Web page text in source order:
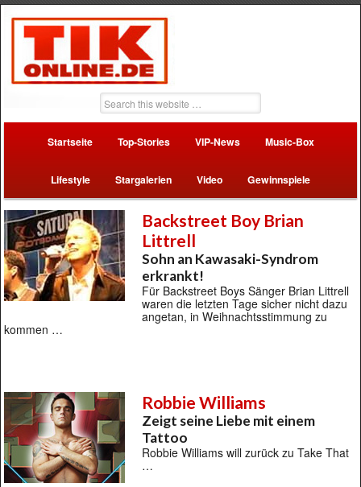
Startseite Top-Stories VIP-News Music-Box
Lifestyle Stargalerien Video Gewinnspiele
Backstreet Boy Brian
Littrell
Sohn an Kawasaki-Syndrom
erkrankt!
Für Backstreet Boys Sänger Brian Littrell
waren die letzten Tage sicher nicht dazu
angetan, in Weihnachtsstimmung zu
kommen …
Robbie Williams
Zeigt seine Liebe mit einem
Tattoo
Robbie Williams will zurück zu Take That
…